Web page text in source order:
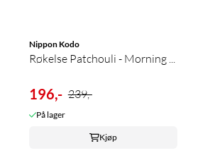
Nippon Kodo
Røkelse Patchouli - Morning ...
196,- 239,-
På lager
Kjøp